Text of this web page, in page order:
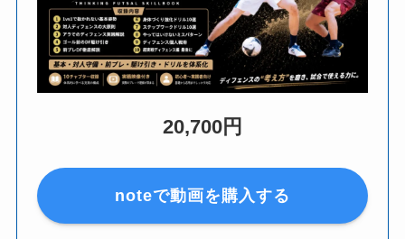
20,700円
noteで動画を購入する